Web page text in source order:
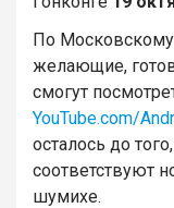
По
желающие,
смогут
YouTube.com/
осталось до
соответствуют
шумихе.